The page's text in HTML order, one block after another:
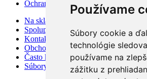
Používame
Súbory cookie a
technológie
používame na
zážitku z
Ochrana osobných údajov
Na sklade
Spolupráca
Kontakt
Obchodné podmienky
Často kladené otázky
Súbory cookies